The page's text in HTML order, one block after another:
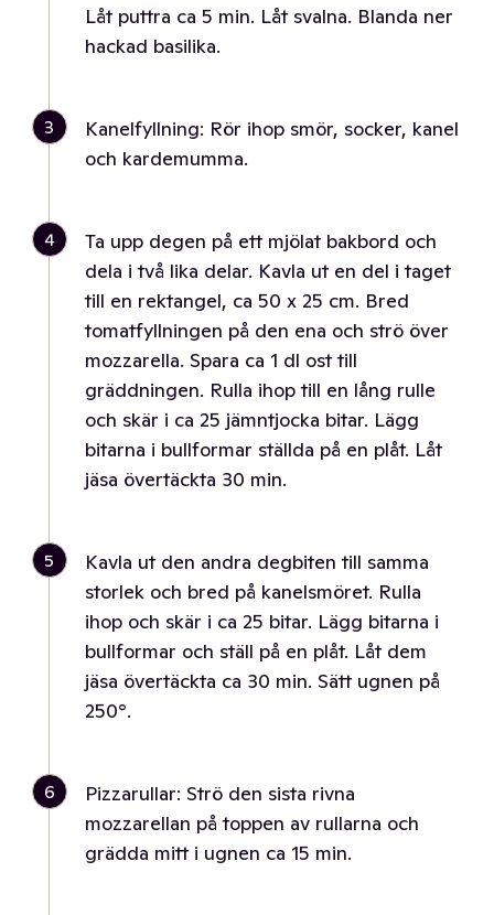
Låt puttra ca 5 min. Låt svalna. Blanda ner
hackad basilika.
3
Kanelfyllning: Rör ihop smör, socker, kanel
och kardemumma.
4
Ta upp degen på ett mjölat bakbord och
dela i två lika delar. Kavla ut en del i taget
till en rektangel, ca 50 x 25 cm. Bred
tomatfyllningen på den ena och strö över
mozzarella. Spara ca 1 dl ost till
gräddningen. Rulla ihop till en lång rulle
och skär i ca 25 jämntjocka bitar. Lägg
bitarna i bullformar ställda på en plåt. Låt
jäsa övertäckta 30 min.
5
Kavla ut den andra degbiten till samma
storlek och bred på kanelsmöret. Rulla
ihop och skär i ca 25 bitar. Lägg bitarna i
bullformar och ställ på en plåt. Låt dem
jäsa övertäckta ca 30 min. Sätt ugnen på
250°.
6
Pizzarullar: Strö den sista rivna
mozzarellan på toppen av rullarna och
grädda mitt i ugnen ca 15 min.